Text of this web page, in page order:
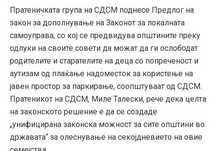
Пратеничката група на СДСМ поднесе Предлог на
закон за дополнување на Законот за локалната
самоуправа, со кој се предвидува општините преку
одлуки на своите совети да можат да ги ослободат
родителите и старателите на деца со попреченост и
аутизам од плаќање надоместок за користење на
јавен простор за паркирање, соопштуваат од СДСМ.
Пратеникот на СДСМ, Миле Талески, рече дека целта
на законското решение е да се создаде
„унифицирана законска можност за сите општини во
државата“ за олеснување на секојдневието на овие